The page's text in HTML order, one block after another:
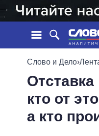
ЛЕНТА
СОБЫТИЯ
СТАТЬИ
ВСЕ ПОЛИТИКИ
Слово и Дело›
кто от
а кто